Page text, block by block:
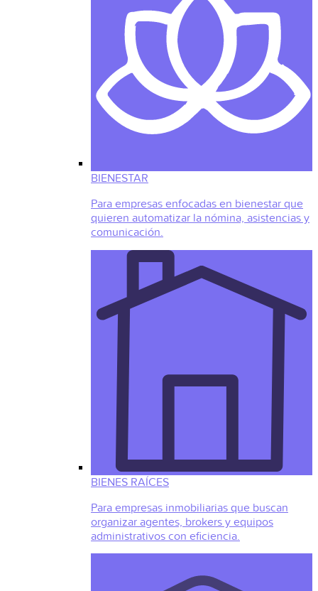
BIENESTAR
Para empresas enfocadas en bienestar que
quieren automatizar la nómina, asistencias y
comunicación.
BIENES RAÍCES
Para empresas inmobiliarias que buscan
organizar agentes, brokers y equipos
administrativos con eficiencia.